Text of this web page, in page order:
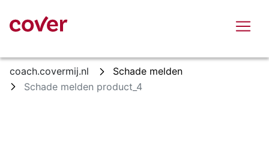
coach.covermij.nl
Schade melden
Schade melden product_4